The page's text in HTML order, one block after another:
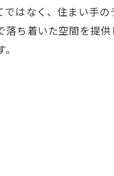
はなく、住まい手の
ち着いた空間を提供